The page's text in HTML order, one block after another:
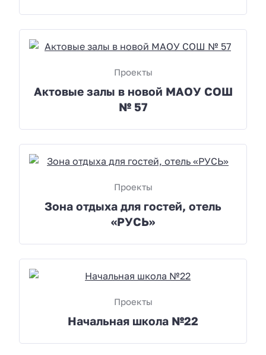
Проекты
Актовые залы в новой МАОУ СОШ
№ 57
Проекты
Зона отдыха для гостей, отель
«РУСЬ»
Проекты
Начальная школа №22